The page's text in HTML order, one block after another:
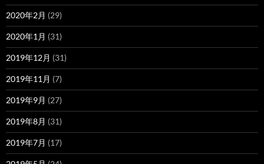
2020年2月 (29)
2020年1月 (31)
2019年12月 (31)
2019年11月 (7)
2019年9月 (27)
2019年8月 (31)
2019年7月 (17)